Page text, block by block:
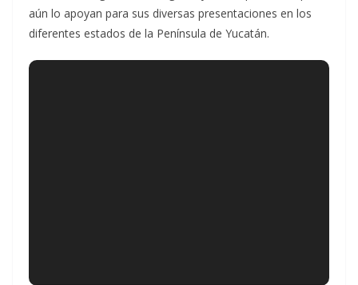
aún lo apoyan para sus diversas presentaciones en los
diferentes estados de la Península de Yucatán.